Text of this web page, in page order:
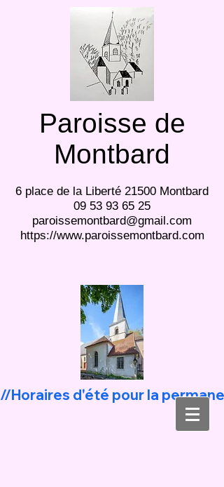
Paroisse de
Montbard
6 place de la Liberté 21500 Montbard
09 53 93 65 25
paroissemontbard@gmail.com
https://www.paroissemontbard.com